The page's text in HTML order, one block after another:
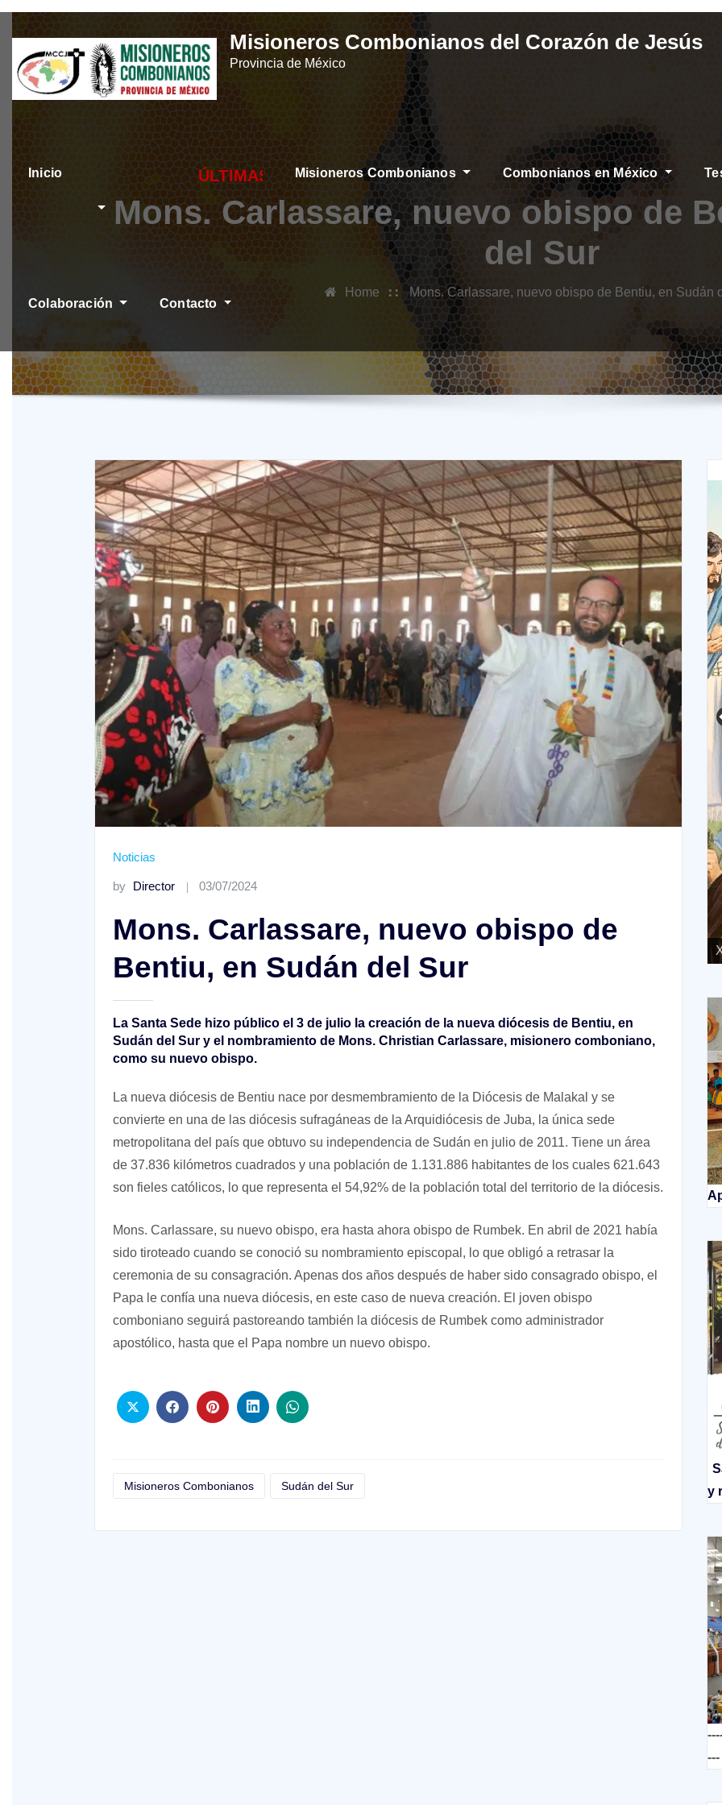
Skip
content
Misioneros Combonianos del Corazón de Jesús
Provincia de México
Inicio ÚLTIMAS NOTICIAS Misioneros Combonianos Combonianos en México
Colaboración Contacto
Mons. Carlassare, nuevo obispo de
del Sur
Home Mons. Carlassare, nuevo obispo de Bentiu, en Sudán
Noticias
by Director 03/07/2024
Mons. Carlassare, nuevo obispo de
Bentiu, en Sudán del Sur
La Santa Sede hizo público el 3 de julio la creación de la nueva diócesis de Bentiu, en
Sudán del Sur y el nombramiento de Mons. Christian Carlassare, misionero comboniano,
como su nuevo obispo.
La nueva diócesis de Bentiu nace por desmembramiento de la Diócesis de Malakal y se
convierte en una de las diócesis sufragáneas de la Arquidiócesis de Juba, la única sede
metropolitana del país que obtuvo su independencia de Sudán en julio de 2011. Tiene un área
de 37.836 kilómetros cuadrados y una población de 1.131.886 habitantes de los cuales 621.643
son fieles católicos, lo que representa el 54,92% de la población total del territorio de la diócesis.
Mons. Carlassare, su nuevo obispo, era hasta ahora obispo de Rumbek. En abril de 2021 había
sido tiroteado cuando se conoció su nombramiento episcopal, lo que obligó a retrasar la
ceremonia de su consagración. Apenas dos años después de haber sido consagrado obispo, el
Papa le confía una nueva diócesis, en este caso de nueva creación. El joven obispo
comboniano seguirá pastoreando también la diócesis de Rumbek como administrador
apostólico, hasta que el Papa nombre un nuevo obispo.
Misioneros Combonianos Sudán del Sur
XIX Domingo ordinario. Año A
XVIII Domingo ordinario. Año A
y
---